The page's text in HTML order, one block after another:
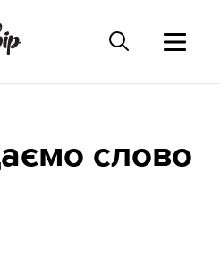
слово